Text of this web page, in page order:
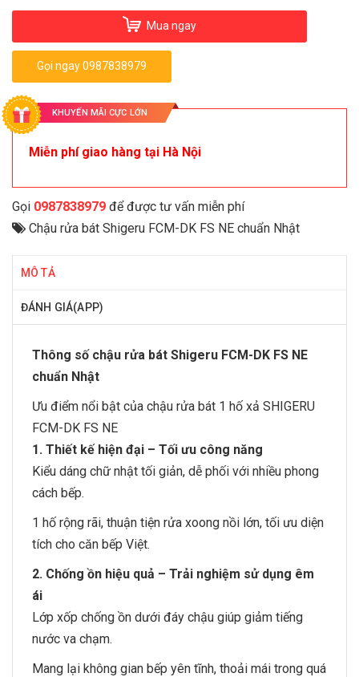
Mua ngay
Gọi ngay 0987838979
KHUYẾN MÃI CỰC LỚN
Miễn phí giao hàng tại Hà Nội
Gọi 0987838979 để được tư vấn miễn phí
Chậu rửa bát Shigeru FCM-DK FS NE chuẩn Nhật
MÔ TẢ
ĐÁNH GIÁ(APP)
Thông số chậu rửa bát Shigeru FCM-DK FS NE
chuẩn Nhật
Ưu điểm nổi bật của chậu rửa bát 1 hố xả SHIGERU
FCM-DK FS NE
1. Thiết kế hiện đại – Tối ưu công năng
Kiểu dáng chữ nhật tối giản, dễ phối với nhiều phong
cách bếp.
1 hố rộng rãi, thuận tiện rửa xoong nồi lớn, tối ưu diện
tích cho căn bếp Việt.
2. Chống ồn hiệu quả – Trải nghiệm sử dụng êm
ái
Lớp xốp chống ồn dưới đáy chậu giúp giảm tiếng
nước va chạm.
Mang lại không gian bếp yên tĩnh, thoải mái trong quá